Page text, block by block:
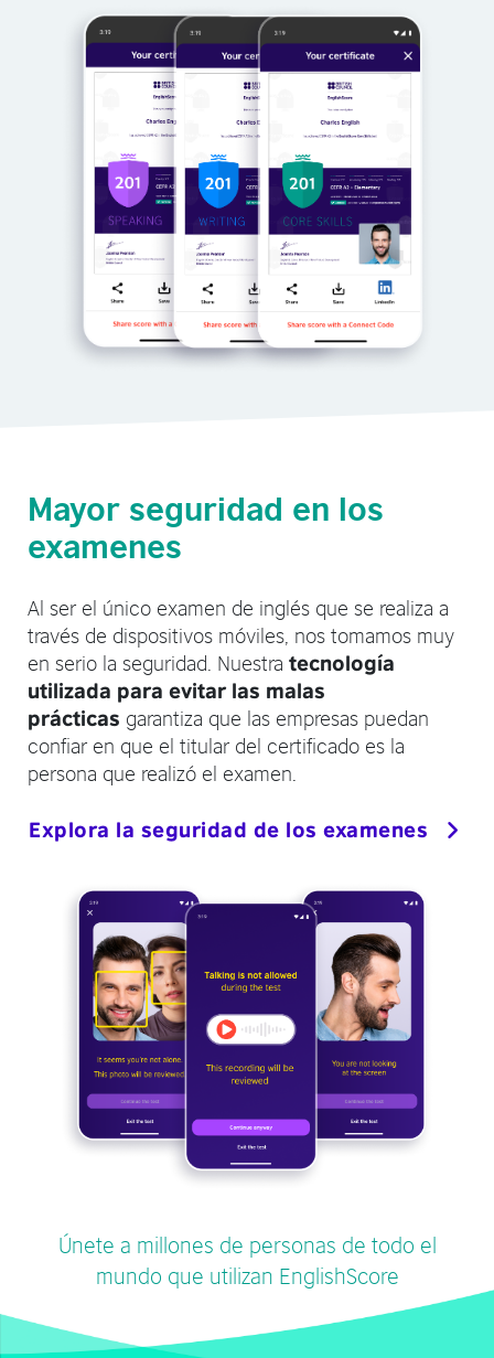
Mayor seguridad en los
examenes
Al ser el único examen de inglés que se realiza a
través de dispositivos móviles, nos tomamos muy
en serio la seguridad. Nuestra tecnología
utilizada para evitar las malas
prácticas garantiza que las empresas puedan
confiar en que el titular del certificado es la
persona que realizó el examen.
Explora la seguridad de los examenes
Únete a millones de personas de todo el
mundo que utilizan EnglishScore